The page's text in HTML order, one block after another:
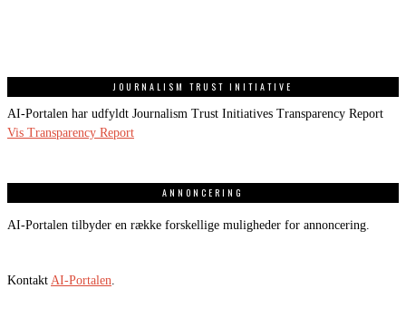
JOURNALISM TRUST INITIATIVE
AI-Portalen har udfyldt Journalism Trust Initiatives Transparency Report
Vis Transparency Report
ANNONCERING
AI-Portalen tilbyder en række forskellige muligheder for annoncering.
Kontakt AI-Portalen